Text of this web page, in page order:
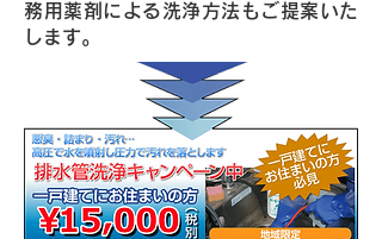
務用薬剤による洗浄方法もご提案いた
します。